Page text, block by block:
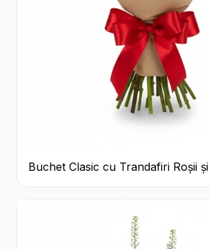
Buchet Clasic cu Trandafiri Roșii și
Gypsophila